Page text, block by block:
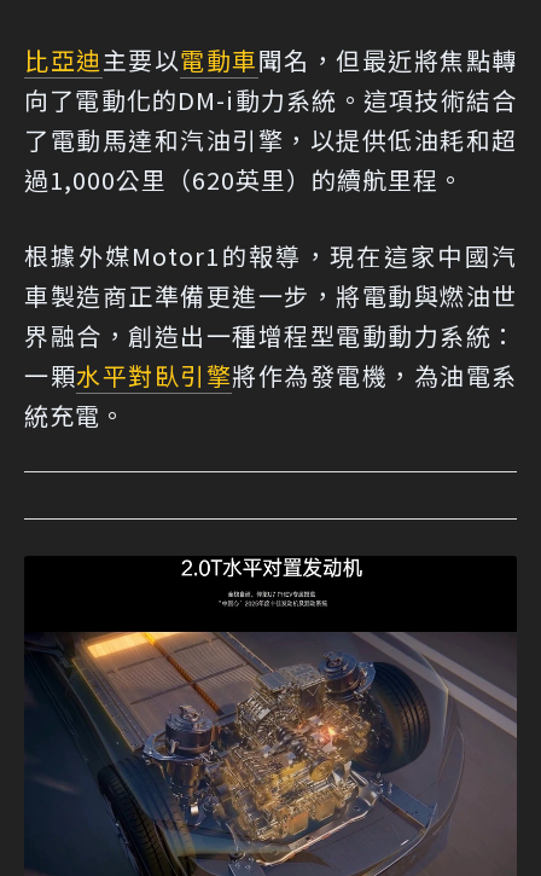
比亞迪主要以電動車聞名，但最近將焦點轉
向了電動化的DM-i動力系統。這項技術結合
了電動馬達和汽油引擎，以提供低油耗和超
過1,000公里（620英里）的續航里程。
根據外媒Motor1的報導 ，現在這家中國汽
車製造商正準備更進一步，將電動與燃油世
界融合，創造出一種增程型電動動力系統：
一顆水平對臥引擎將作為發電機，為油電系
統充電。